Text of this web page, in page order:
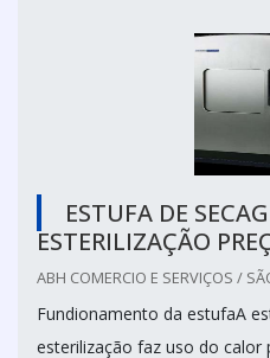
ESTUFA DE
ESTERILIZAÇÃO
ABH COMERCIO E SERVIÇOS /
Fundionamento da estufaA
esterilização faz uso do calor